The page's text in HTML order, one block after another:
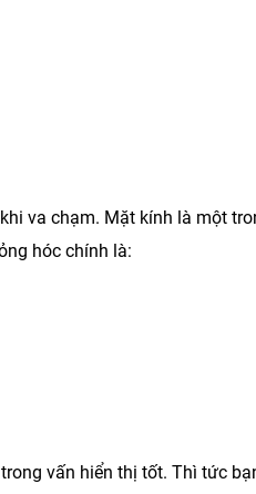
va chạm. Mặt kính là một
hóc chính là:
vấn hiển thị tốt. Thì tức